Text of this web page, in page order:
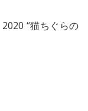
“猫ちぐらの